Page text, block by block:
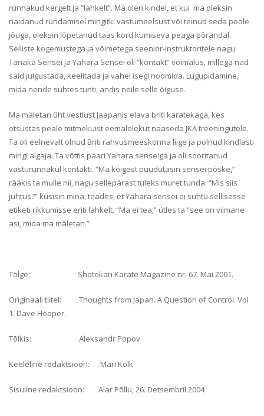
rünnakud kergelt ja “lahkelt”. Ma olen kindel, et kui ma oleksin
näidanud ründamisel mingitki vastumeelsust või teinud seda poole
jõuga, oleksin lõpetanud taas kord kumiseva peaga põrandal.
Selliste kogemustega ja võimetega seenior-instruktoritele nagu
Tanaka Sensei ja Yahara Sensei oli “kontakt” võimalus, millega nad
said julgustada, keelitada ja vahel isegi noomida. Lugupidamine,
mida nende suhtes tunti, andis neile selle õiguse.
Ma mäletan üht vestlust Jaapanis elava briti karatekaga, kes
otsustas peale mitmekuist eemalolekut naaseda JKA treeningutele.
Ta oli eelnevalt olnud Briti rahvusmeeskonna liige ja polnud kindlasti
mingi algaja. Ta võttis paari Yahara senseiga ja oli sooritanud
vasturünnakul kontakti. “Ma kõigest puudutasin sensei põske,”
rääkis ta mulle nii, nagu sellepärast tuleks muret tunda. “Mis siis
juhtus?” küsisin mina, teades, et Yahara sensei ei suhtu sellisesse
etiketi rikkumisse eriti lahkelt. “Ma ei tea,” ütles ta “see on viimane
asi, mida ma mäletan.”
Tõlge: Shotokan Karate Magazine nr. 67. Mai 2001.
Originaali tiitel: Thoughts from Japan. A Question of Control. Vol
1. Dave Hooper.
Tõlkis: Aleksandr Popov
Keeleline redaktsioon: Mari Kolk
Sisuline redaktsioon: Alar Põllu, 26. Detsembril 2004